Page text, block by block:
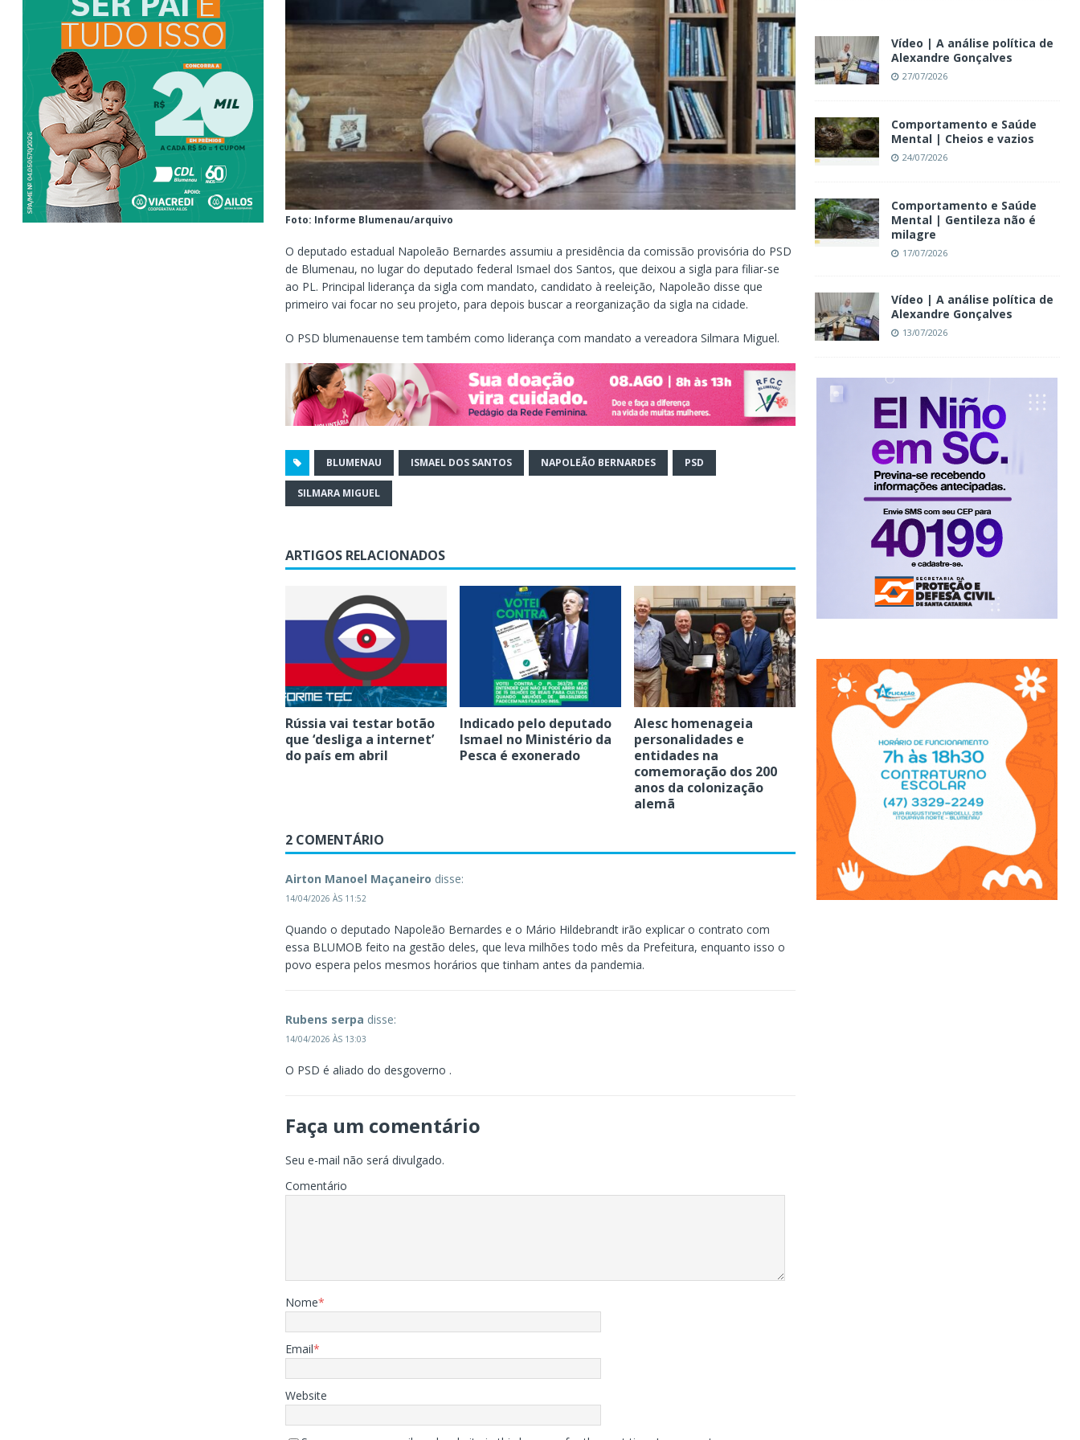
Foto: Informe Blumenau/arquivo
O deputado estadual Napoleão Bernardes assumiu a presidência da comissão provisória do PSD
de Blumenau, no lugar do deputado federal Ismael dos Santos, que deixou a sigla para filiar-se
ao PL. Principal liderança da sigla com mandato, candidato à reeleição, Napoleão disse que
primeiro vai focar no seu projeto, para depois buscar a reorganização da sigla na cidade.
O PSD blumenauense tem também como liderança com mandato a vereadora Silmara Miguel.
BLUMENAU ISMAEL DOS SANTOS NAPOLEÃO BERNARDES PSD
SILMARA MIGUEL
ARTIGOS RELACIONADOS
Rússia vai testar botão
que ‘desliga a internet’
do país em abril
Indicado pelo deputado
Ismael no Ministério da
Pesca é exonerado
Alesc homenageia
personalidades e
entidades na
comemoração dos 200
anos da colonização
alemã
2 COMENTÁRIO
Airton Manoel Maçaneiro disse:
14/04/2026 ÀS 11:52
Quando o deputado Napoleão Bernardes e o Mário Hildebrandt irão explicar o contrato com
essa BLUMOB feito na gestão deles, que leva milhões todo mês da Prefeitura, enquanto isso o
povo espera pelos mesmos horários que tinham antes da pandemia.
Rubens serpa disse:
14/04/2026 ÀS 13:03
O PSD é aliado do desgoverno .
Faça um comentário
Seu e-mail não será divulgado.
Comentário
Nome*
Email*
Website
Vídeo | A análise política de
Alexandre Gonçalves
27/07/2026
Comportamento e Saúde
Mental | Cheios e vazios
24/07/2026
Comportamento e Saúde
Mental | Gentileza não é
milagre
17/07/2026
Vídeo | A análise política de
Alexandre Gonçalves
13/07/2026